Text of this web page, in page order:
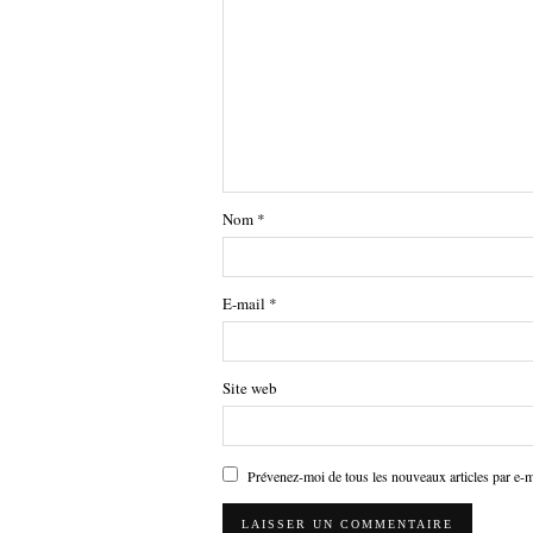
Nom *
E-mail *
Site web
Prévenez-moi de tous les nouveaux articles par e-